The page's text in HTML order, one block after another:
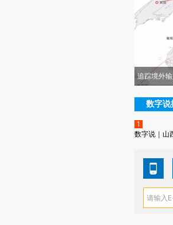
追踪境外
数字说
1
数字说｜山